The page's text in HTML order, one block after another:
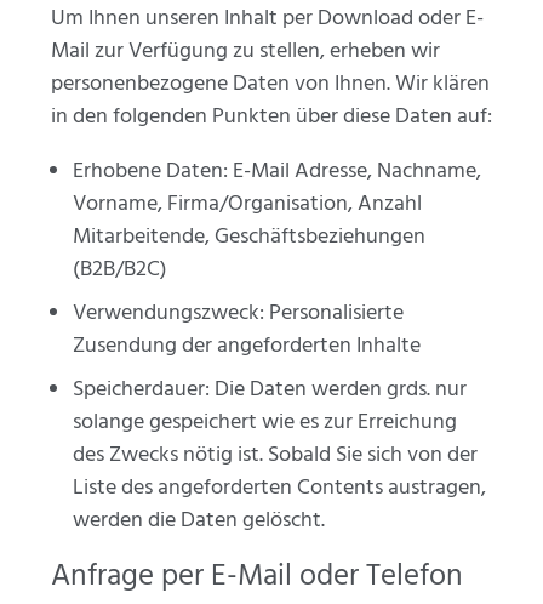
Um Ihnen unseren Inhalt per Download oder E-
Mail zur Verfügung zu stellen, erheben wir
personenbezogene Daten von Ihnen. Wir klären
in den folgenden Punkten über diese Daten auf:
Erhobene Daten: E-Mail Adresse, Nachname,
Vorname, Firma/Organisation, Anzahl
Mitarbeitende, Geschäftsbeziehungen
(B2B/B2C)
Verwendungszweck: Personalisierte
Zusendung der angeforderten Inhalte
Speicherdauer: Die Daten werden grds. nur
solange gespeichert wie es zur Erreichung
des Zwecks nötig ist. Sobald Sie sich von der
Liste des angeforderten Contents austragen,
werden die Daten gelöscht.
Anfrage per E-Mail oder Telefon